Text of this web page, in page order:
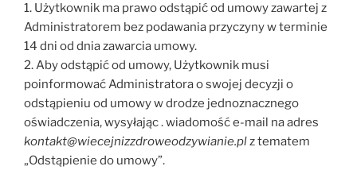
1. Użytkownik ma prawo odstąpić od umowy zawartej z
Administratorem bez podawania przyczyny w terminie
14 dni od dnia zawarcia umowy.
2. Aby odstąpić od umowy, Użytkownik musi
poinformować Administratora o swojej decyzji o
odstąpieniu od umowy w drodze jednoznacznego
oświadczenia, wysyłając . wiadomość e-mail na adres
kontakt@wiecejnizzdroweodzywianie.plz tematem
„Odstąpienie do umowy”.